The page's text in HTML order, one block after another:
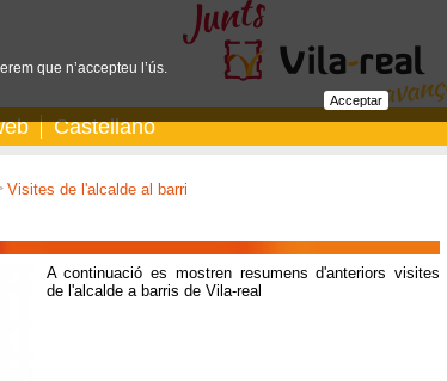
Castellano
Visites de l'alcalde al barri
A continuació es mostren resumens d'anteriors visites
de l'alcalde a barris de Vila-real
que n’accepteu l’ús.
Acceptar